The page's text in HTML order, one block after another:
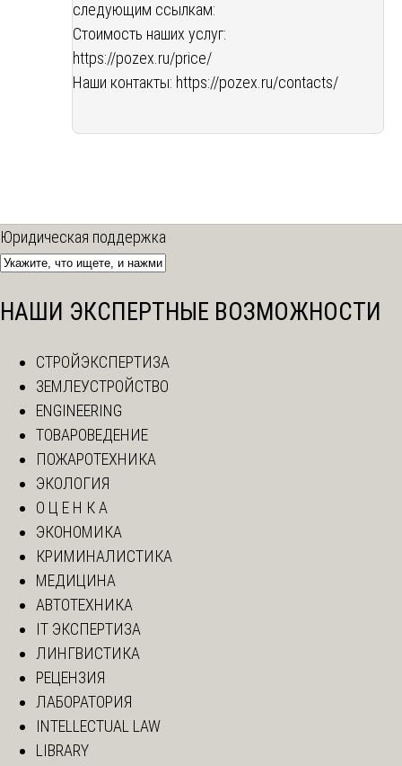
следующим ссылкам:
Стоимость наших услуг:
https://pozex.ru/price/
Наши контакты: https://pozex.ru/contacts/
Юридическая поддержка
НАШИ ЭКСПЕРТНЫЕ ВОЗМОЖНОСТИ
СТРОЙЭКСПЕРТИЗА
ЗЕМЛЕУСТРОЙСТВО
ENGINEERING
ТОВАРОВЕДЕНИЕ
ПОЖАРОТЕХНИКА
ЭКОЛОГИЯ
О Ц Е Н К А
ЭКОНОМИКА
КРИМИНАЛИСТИКА
МЕДИЦИНА
АВТОТЕХНИКА
IT ЭКСПЕРТИЗА
ЛИНГВИСТИКА
РЕЦЕНЗИЯ
ЛАБОРАТОРИЯ
INTELLECTUAL LAW
LIBRARY